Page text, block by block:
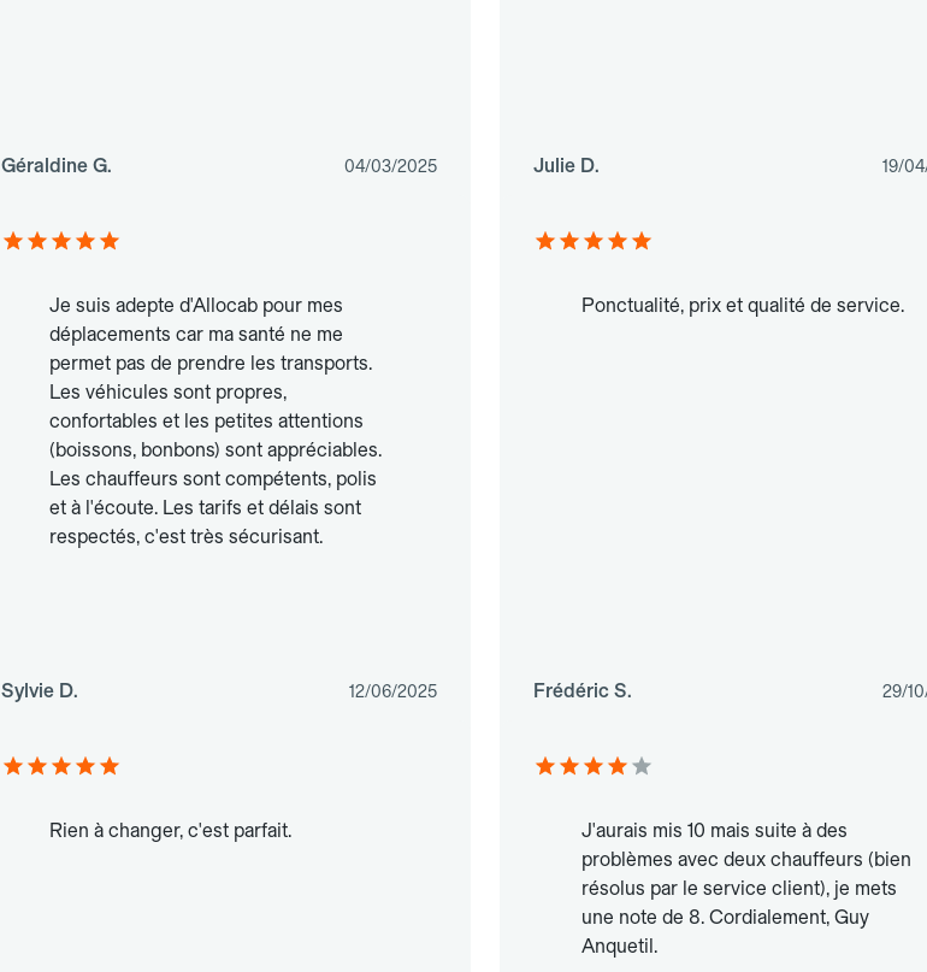
Géraldine G. 04/03/2025 Julie D. 19/
Je suis adepte d'Allocab pour mes
déplacements car ma santé ne me
permet pas de prendre les transports.
Les véhicules sont propres,
confortables et les petites attentions
(boissons, bonbons) sont appréciables.
Les chauffeurs sont compétents, polis
et à l'écoute. Les tarifs et délais sont
respectés, c'est très sécurisant.
Sylvie D. 12/06/2025
Ponctualité, prix et qualité de service.
Frédéric S. 29/
Rien à changer, c'est parfait.
J'aurais mis 10 mais suite à des
problèmes avec deux chauffeurs (bien
résolus par le service client), je mets
une note de 8. Cordialement, Guy
Anquetil.